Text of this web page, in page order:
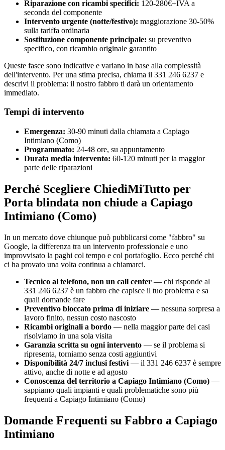
Riparazione con ricambi specifici: 120-280€+IVA a
seconda del componente
Intervento urgente (notte/festivo): maggiorazione 30-50%
sulla tariffa ordinaria
Sostituzione componente principale: su preventivo
specifico, con ricambio originale garantito
Queste fasce sono indicative e variano in base alla complessità
dell'intervento. Per una stima precisa, chiama il 331 246 6237 e
descrivi il problema: il nostro fabbro ti darà un orientamento
immediato.
Tempi di intervento
Emergenza: 30-90 minuti dalla chiamata a Capiago
Intimiano (Como)
Programmato: 24-48 ore, su appuntamento
Durata media intervento: 60-120 minuti per la maggior
parte delle riparazioni
Perché Scegliere ChiediMiTutto per
Porta blindata non chiude a Capiago
Intimiano (Como)
In un mercato dove chiunque può pubblicarsi come "fabbro" su
Google, la differenza tra un intervento professionale e uno
improvvisato la paghi col tempo e col portafoglio. Ecco perché chi
ci ha provato una volta continua a chiamarci.
Tecnico al telefono, non un call center — chi risponde al
331 246 6237 è un fabbro che capisce il tuo problema e sa
quali domande fare
Preventivo bloccato prima di iniziare — nessuna sorpresa a
lavoro finito, nessun costo nascosto
Ricambi originali a bordo — nella maggior parte dei casi
risolviamo in una sola visita
Garanzia scritta su ogni intervento — se il problema si
ripresenta, torniamo senza costi aggiuntivi
Disponibilità 24/7 inclusi festivi — il 331 246 6237 è sempre
attivo, anche di notte e ad agosto
Conoscenza del territorio a Capiago Intimiano (Como) —
sappiamo quali impianti e quali problematiche sono più
frequenti a Capiago Intimiano (Como)
Domande Frequenti su Fabbro a Capiago
Intimiano